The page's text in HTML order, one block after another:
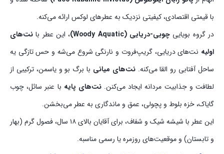
با قیمتی اقتصادی، کیفیتی نزدیک به عطرهای لوکس ارائه می‌کنه.
در گروه بویایی چوبی-دریایی (Woody Aquatic) ، این عطر با نت‌های
اولیه نت‌های دریایی، گریپ‌فروت و نارنگی شروع می‌شه و حس تازگی یه
ساحل آفتابی رو القا می‌کنه.نت‌های میانی با برگ بو و یاسمن، ترکیبی از
لطافت و جذابیت مردانه ایجاد می‌کنن.نت‌های پایه با عنبر سائل، چوب
گایاک، خزه بلوط و پچولی، عمق و ماندگاری به عطر می‌بخشن.
این عطر با شیشه شیک و شفاف، برای آقایان بالای ۱۸ سال، فصول گرم (بهار
و تابستان) و موقعیت‌های روزمره یا رسمی مناسبه.